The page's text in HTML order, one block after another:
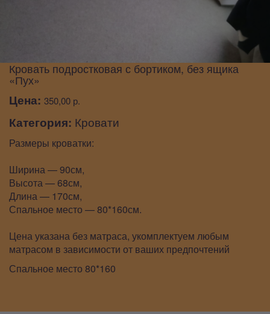
Кровать подростковая с бортиком, без ящика
«Пух»
Цена: 350,00 р.
Категория: Кровати
Размеры кроватки:
Ширина — 90см,
Высота — 68см,
Длина — 170см,
Спальное место — 80*160см.
Цена указана без матраса, укомплектуем любым
матрасом в зависимости от ваших предпочтений
Спальное место 80*160